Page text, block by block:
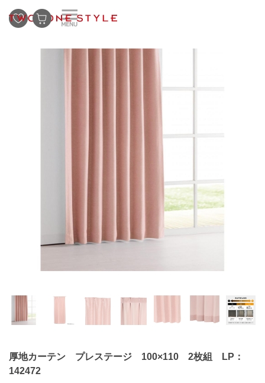
厚地カーテン プレステージ 100×110 2枚組 LP：
142472